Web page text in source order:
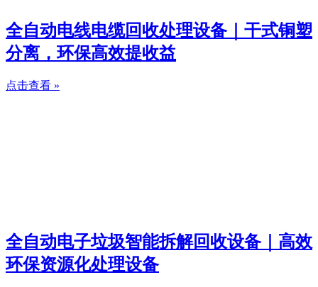
全自动电线电缆回收处理设备｜干式铜塑
分离，环保高效提收益
点击查看 »
全自动电子垃圾智能拆解回收设备｜高效
环保资源化处理设备